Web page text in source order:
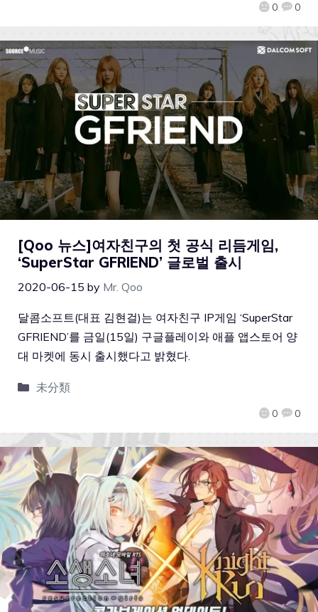
0 0
[Qoo 뉴스]여자친구의 첫 공식 리듬게임,
‘SuperStar GFRIEND’ 글로벌 출시
2020-06-15 by Mr. Qoo
0 0
달콤소프트(대표 김현걸)는 여자친구 IP게임 ‘SuperStar
GFRIEND’를 금일(15일) 구글플레이와 애플 앱스토어 양
대 마켓에 동시 출시했다고 밝혔다.
未分類